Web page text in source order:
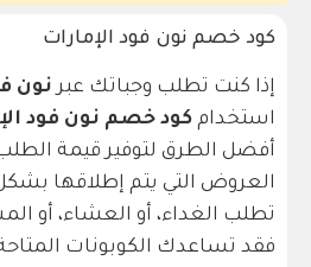
كود خصم نون فود الإمارات
إذا كنت تطلب وجباتك عبرنون
استخدام كود خصم نون فود
أفضل الطرق لتوفير قيمة
العروض التي يتم إطلاقها
تطلب الغداء، أو العشاء، أو
فقد تساعدك الكوبونات